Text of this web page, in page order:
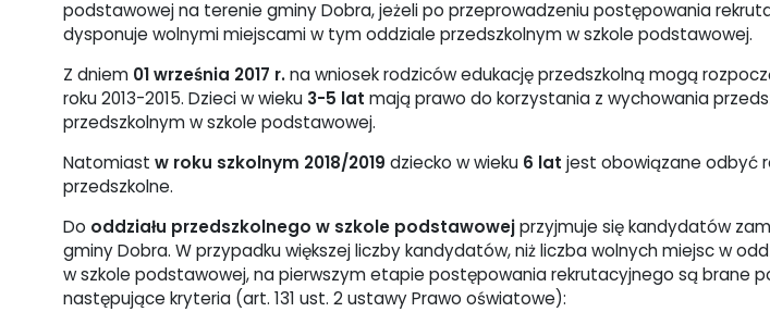
podstawowej na terenie gminy Dobra, jeżeli po przeprowadzeniu postępowania
dysponuje wolnymi miejscami w tym oddziale przedszkolnym w szkole podstawowej.
Z dniem 01 września 2017 r.na wniosek rodziców edukację przedszkolną mogą
roku 2013-2015. Dzieci w wieku 3-5 lat mają prawo do korzystania z wychowania
przedszkolnym w szkole podstawowej.
Natomiastw roku szkolnym 2018/2019 dziecko w wieku 6 lat jest obowiązane odbyć
przedszkolne.
Do oddziału przedszkolnego w szkole podstawowejprzyjmuje się kandydatów
gminy Dobra. W przypadku większej liczby kandydatów, niż liczba wolnych miejsc w
w szkole podstawowej, na pierwszym etapie postępowania rekrutacyjnego są brane
następujące kryteria (art. 131 ust. 2 ustawy Prawo oświatowe):